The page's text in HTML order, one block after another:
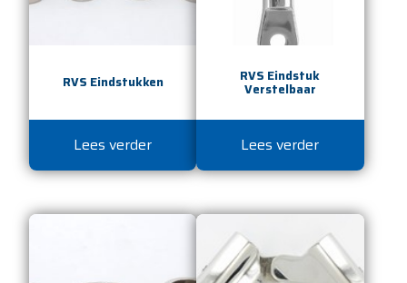
RVS Eindstukken
Lees verder
RVS Eindstuk
Verstelbaar
Lees verder